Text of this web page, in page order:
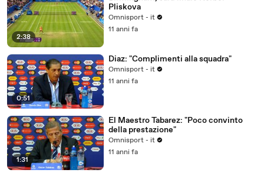
2:38
Pliskova
Omnisport - it
11 anni fa
0:51
Diaz: "Complimenti alla squadra"
Omnisport - it
11 anni fa
1:31
El Maestro Tabarez: "Poco convinto
della prestazione"
Omnisport - it
11 anni fa